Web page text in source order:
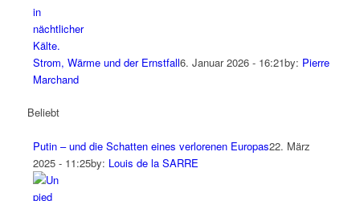
Strom, Wärme und der Ernstfall6. Januar 2026 - 16:21by: Pierre
Marchand
Beliebt
Putin – und die Schatten eines verlorenen Europas22. März
2025 - 11:25by: Louis de la SARRE